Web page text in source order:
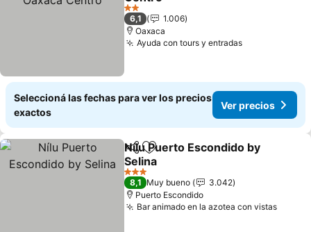
2 Estrellas
6,1
1.006
Oaxaca
Ayuda con tours y entradas
Seleccioná las fechas para ver los precios
exactos
Ver precios
CompartirAñadir a favoritos
Nílu Puerto Escondido by
Selina
3 Estrellas
8,1 Muy bueno
3.042
Puerto Escondido
Bar animado en la azotea con vistas